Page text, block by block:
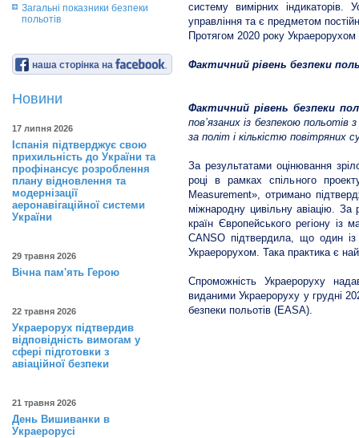
Загальні показники безпеки
польотів
наша сторінка на
Новини
17 липня 2026
Іспанія підтверджує свою
прихильність до України та
профінансує розроблення
плану відновлення та
модернізації
аеронавігаційної системи
України
29 травня 2026
Вічна пам'ять Герою
22 травня 2026
Украерорух підтвердив
відповідність вимогам у
сфері підготовки з
авіаційної безпеки
21 травня 2026
День Вишиванки в
Украерорусі
систему вимірних індикаторів.
управління та є предметом
Протягом 2020 року Украерорухом
Фактичний рівень безпеки
Фактичний рівень безпеки
пов’язаних із безпекою польотів
за політ і кількістю повітряних
За результатами оцінювання
році в рамках спільного
Measurement», отримано
міжнародну цивільну авіацію. За
країн Європейського регіону із
CANSO підтвердила, що один
Украерорухом. Така практика є
Спроможність Украероруху
виданими Украероруху у грудні
безпеки польотів (EASA).